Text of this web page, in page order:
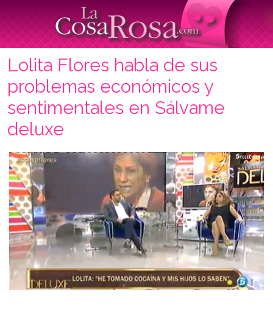
Lolita Flores habla de sus
problemas económicos y
sentimentales en Sálvame
deluxe